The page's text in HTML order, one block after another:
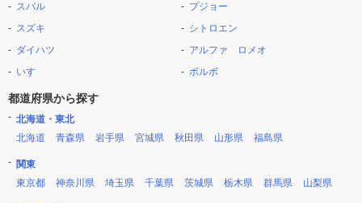
スバル
スズキ
ダイハツ
いすゞ
プジョー
シトロエン
アルファ ロメオ
ボルボ
都道府県から探す
北海道・東北
北海道
青森県 岩手県 宮城県 秋田県 山形県 福島県
関東
東京都
神奈川県 埼玉県 千葉県 茨城県 栃木県 群馬県 山梨県